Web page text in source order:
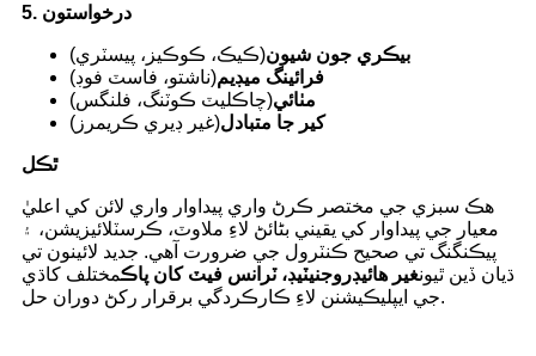
5. درخواستون
بيڪري جون شيون(ڪيڪ، ڪوڪيز، پيسٽري)
فرائينگ ميڊيم(ناشتو، فاسٽ فوڊ)
مٺائي(چاڪليٽ ڪوٽنگ، فلنگس)
کير جا متبادل(غير ڊيري ڪريمرز)
ٿڪل
هڪ سبزي جي مختصر ڪرڻ واري پيداوار واري لائن کي اعليٰ
معيار جي پيداوار کي يقيني بڻائڻ لاءِ ملاوٽ، ڪرسٽلائيزيشن، ۽
پيڪنگنگ تي صحيح ڪنٽرول جي ضرورت آهي. جديد لائينون تي
ڌيان ڏين ٿيونغير هائيڊروجنيٽيڊ، ٽرانس فيٽ کان پاڪمختلف کاڌي
جي ايپليڪيشنن لاءِ ڪارڪردگي برقرار رکڻ دوران حل.